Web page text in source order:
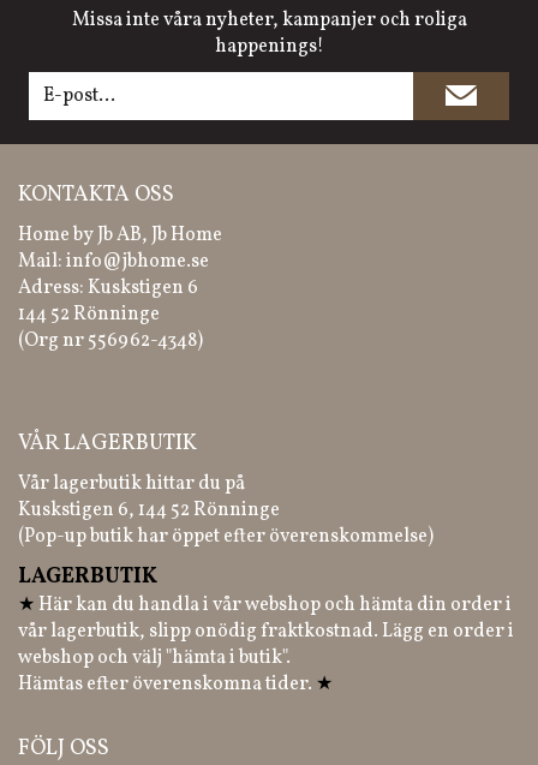
Missa inte våra nyheter, kampanjer och roliga
happenings!
KONTAKTA OSS
Home by Jb AB, Jb Home
Mail:info@jbhome.se
Adress: Kuskstigen 6
144 52 Rönninge
(Org nr 556962-4348)
VÅR LAGERBUTIK
Vår lagerbutik hittar du på
Kuskstigen 6, 144 52 Rönninge
(Pop-up butik har öppet efter överenskommelse)
LAGERBUTIK
★ Här kan du handla i vår webshop och hämta din order i
vår lagerbutik, slipp onödig fraktkostnad. Lägg en order i
webshop och välj "hämta i butik".
Hämtas efter överenskomna tider. ★
FÖLJ OSS